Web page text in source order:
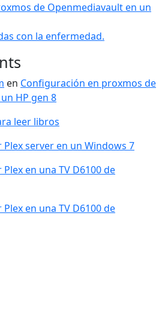
de Openmediavault en un
con la enfermedad.
en Configuración en proxmos de
HP gen 8
leer libros
Plex server en un Windows 7
en una TV D6100 de
en una TV D6100 de